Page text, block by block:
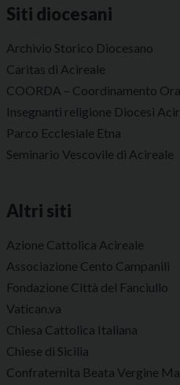
Siti diocesani
Archivio Storico Diocesano
Caritas di Acireale
COORDA – Coordinamento
Insegnanti religione Diocesi
Parco Ecclesiale Etna
Seminario Vescovile di Acireale
Altri siti
Azione Cattolica Acireale
Associazione Cento Campanili
Fondazione Città del Fanciullo
Vatican.va
Chiesa Cattolica Italiana
Chiese di Sicilia
Confraternita Beata Vergine